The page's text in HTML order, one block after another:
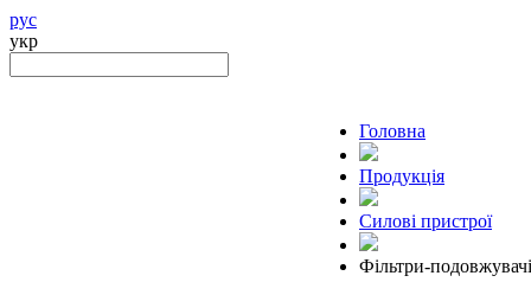
рус
укр
Головна
Продукцiя
Силові пристрої
Фільтри-подовжувачі